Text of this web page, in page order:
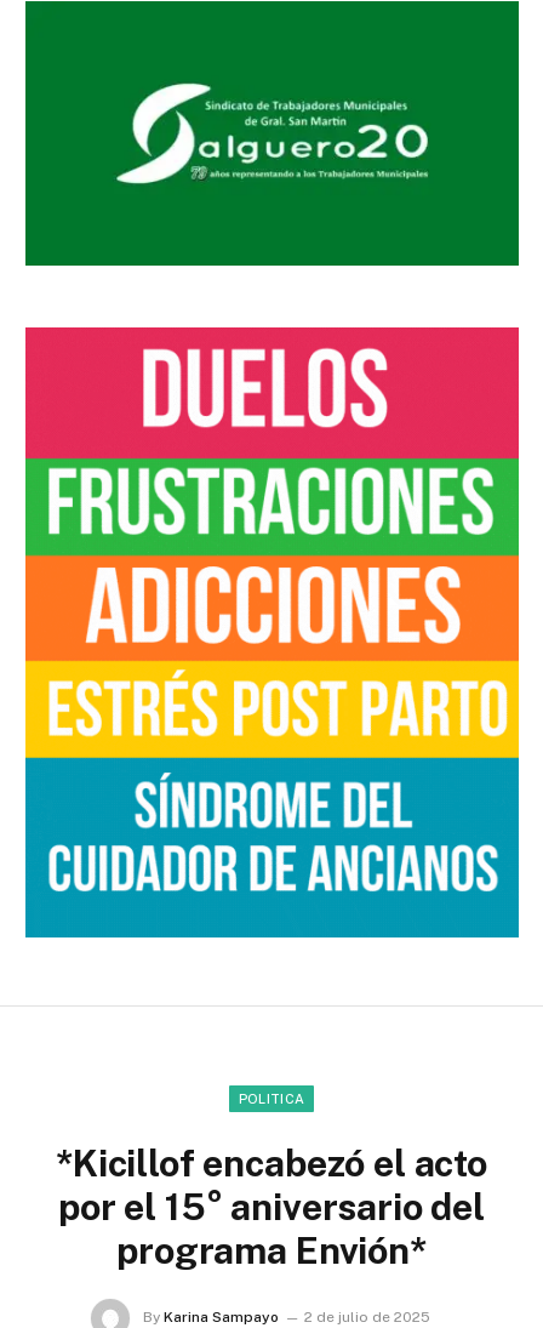
POLITICA
*Kicillof encabezó el acto
por el 15° aniversario del
programa Envión*
By Karina Sampayo 2 de julio de 2025